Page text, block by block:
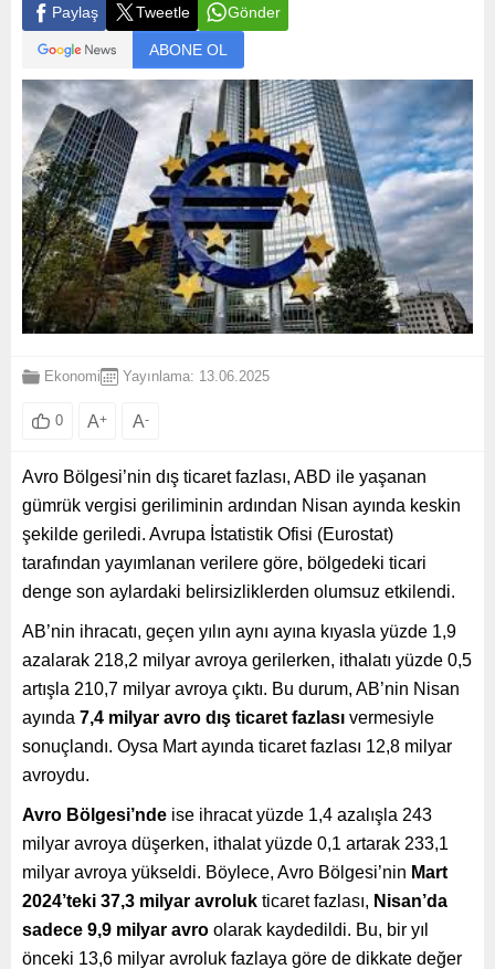
Paylaş Tweetle Gönder
ABONE OL
Ekonomi Yayınlama: 13.06.2025
0 A+ A-
Avro Bölgesi’nin dış ticaret fazlası, ABD ile yaşanan
gümrük vergisi geriliminin ardından Nisan ayında keskin
şekilde geriledi. Avrupa İstatistik Ofisi (Eurostat)
tarafından yayımlanan verilere göre, bölgedeki ticari
denge son aylardaki belirsizliklerden olumsuz etkilendi.
AB’nin ihracatı, geçen yılın aynı ayına kıyasla yüzde 1,9
azalarak 218,2 milyar avroya gerilerken, ithalatı yüzde 0,5
artışla 210,7 milyar avroya çıktı. Bu durum, AB’nin Nisan
ayında 7,4 milyar avro dış ticaret fazlası vermesiyle
sonuçlandı. Oysa Mart ayında ticaret fazlası 12,8 milyar
avroydu.
Avro Bölgesi’nde ise ihracat yüzde 1,4 azalışla 243
milyar avroya düşerken, ithalat yüzde 0,1 artarak 233,1
milyar avroya yükseldi. Böylece, Avro Bölgesi’nin Mart
2024’teki 37,3 milyar avroluk ticaret fazlası, Nisan’da
sadece 9,9 milyar avro olarak kaydedildi. Bu, bir yıl
önceki 13,6 milyar avroluk fazlaya göre de dikkate değer